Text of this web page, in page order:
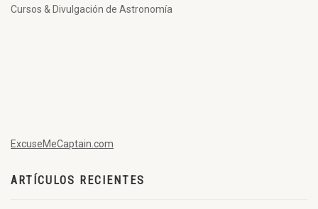
Cursos & Divulgación de Astronomía
ExcuseMeCaptain.com
ARTÍCULOS RECIENTES